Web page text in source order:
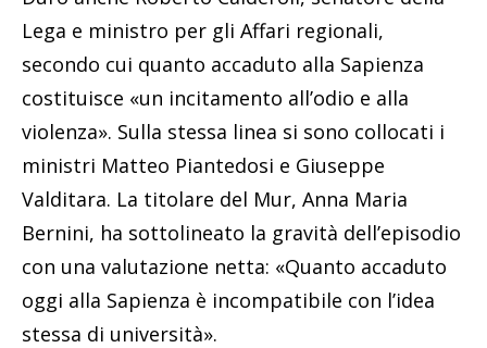
Lega e ministro per gli Affari regionali,
secondo cui quanto accaduto alla Sapienza
costituisce «un incitamento all’odio e alla
violenza». Sulla stessa linea si sono collocati i
ministri Matteo Piantedosi e Giuseppe
Valditara. La titolare del Mur, Anna Maria
Bernini, ha sottolineato la gravità dell’episodio
con una valutazione netta: «Quanto accaduto
oggi alla Sapienza è incompatibile con l’idea
stessa di università».